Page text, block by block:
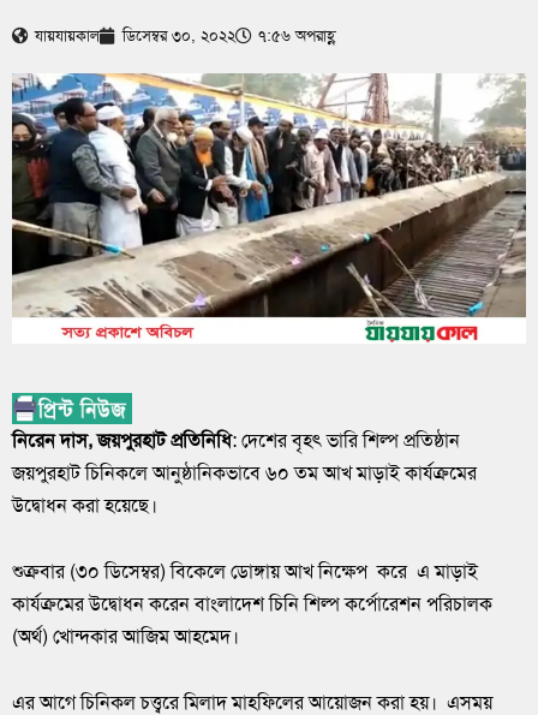
যায়যায়কাল ডিসেম্বর ৩০, ২০২২ ৭:৫৬ অপরাহ্ণ
নিরেন দাস, জয়পুরহাট প্রতিনিধি: দেশের বৃহৎ ভারি শিল্প প্রতিষ্ঠান
জয়পুরহাট চিনিকলে আনুষ্ঠানিকভাবে ৬০ তম আখ মাড়াই কার্যক্রমের
উদ্বোধন করা হয়েছে।
শুক্রবার (৩০ ডিসেম্বর) বিকেলে ডোঙ্গায় আখ নিক্ষেপ করে এ মাড়াই
কার্যক্রমের উদ্বোধন করেন বাংলাদেশ চিনি শিল্প কর্পোরেশন পরিচালক
(অর্থ) খোন্দকার আজিম আহমেদ।
এর আগে চিনিকল চত্ত্বরে মিলাদ মাহফিলের আয়োজন করা হয়। এসময়